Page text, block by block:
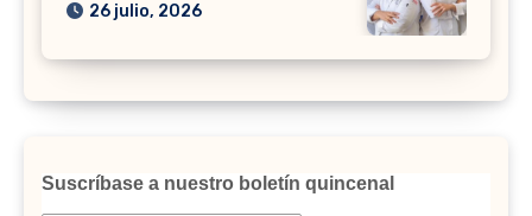
26 julio, 2026
Suscríbase a nuestro boletín quincenal